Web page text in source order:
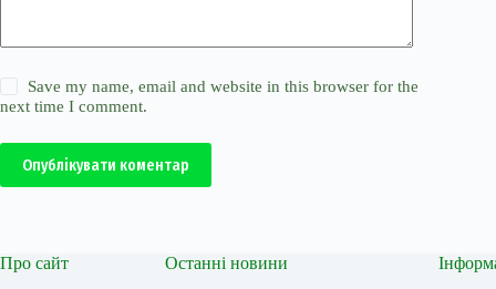
Save my name, email and website in this browser for the
next time I comment.
Опублікувати коментар
Про сайт Останні новини